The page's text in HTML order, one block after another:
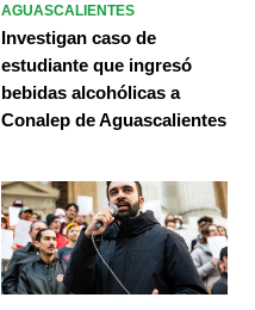
AGUASCALIENTES
Investigan caso de
estudiante que ingresó
bebidas alcohólicas a
Conalep de Aguascalientes